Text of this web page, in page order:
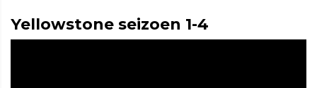
Yellowstone seizoen 1-4